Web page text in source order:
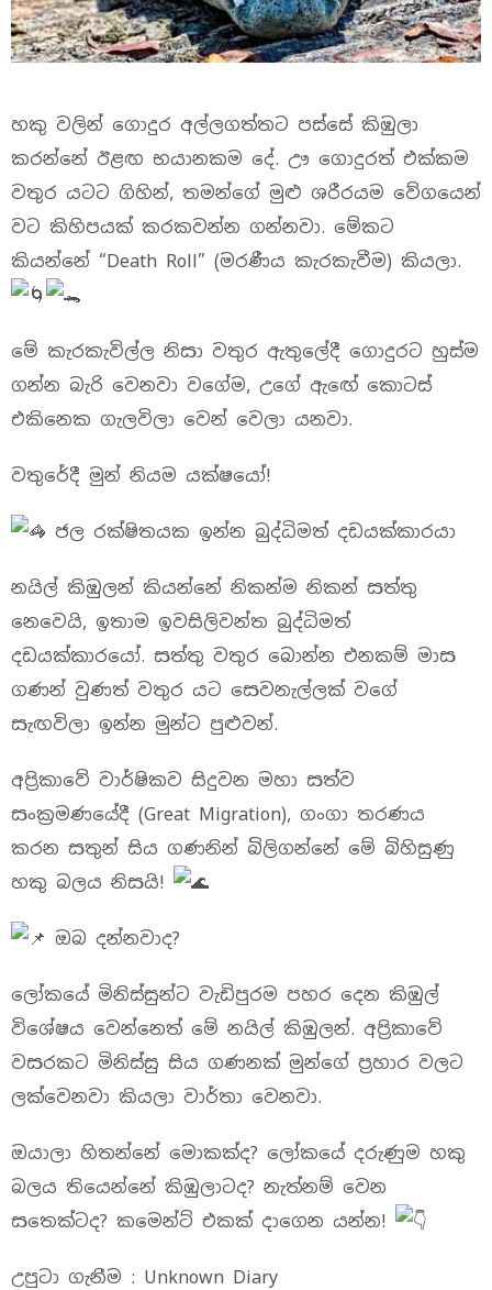
හකු වලින් ගොදුර අල්ලගත්තට පස්සේ කිඹුලා
කරන්නේ ඊළඟ භයානකම දේ. ඌ ගොදුරත් එක්කම
වතුර යටට ගිහින්, තමන්ගේ මුළු ශරීරයම වේගයෙන්
වට කිහිපයක් කරකවන්න ගන්නවා. මේකට
කියන්නේ “Death Roll” (මරණීය කැරකැවීම) කියලා.
මේ කැරකැවිල්ල නිසා වතුර ඇතුලේදී ගොදුරට හුස්ම
ගන්න බැරි වෙනවා වගේම, උගේ ඇඟේ කොටස්
එකිනෙක ගැලවිලා වෙන් වෙලා යනවා.
වතුරේදී මුන් නියම යක්ෂයෝ!
ජල රක්ෂිතයක ඉන්න බුද්ධිමත් දඩයක්කාරයා
නයිල් කිඹුලන් කියන්නේ නිකන්ම නිකන් සත්තු
නෙවෙයි, ඉතාම ඉවසිලිවන්ත බුද්ධිමත්
දඩයක්කාරයෝ. සත්තු වතුර බොන්න එනකම් මාස
ගණන් වුණත් වතුර යට සෙවනැල්ලක් වගේ
සැඟවිලා ඉන්න මුන්ට පුළුවන්.
අප්‍රිකාවේ වාර්ෂිකව සිදුවන මහා සත්ව
සංක්‍රමණයේදී (Great Migration), ගංගා තරණය
කරන සතුන් සිය ගණනින් බිලිගන්නේ මේ බිහිසුණු
හකු බලය නිසයි!
ඔබ දන්නවාද?
ලෝකයේ මිනිස්සුන්ට වැඩිපුරම පහර දෙන කිඹුල්
විශේෂය වෙන්නෙත් මේ නයිල් කිඹුලන්. අප්‍රිකාවේ
වසරකට මිනිස්සු සිය ගණනක් මුන්ගේ ප්‍රහාර වලට
ලක්වෙනවා කියලා වාර්තා වෙනවා.
ඔයාලා හිතන්නේ මොකක්ද? ලෝකයේ දරුණුම හකු
බලය තියෙන්නේ කිඹුලාටද? නැත්නම් වෙන
සතෙක්ටද? කමෙන්ට් එකක් දාගෙන යන්න!
උපුටා ගැනීම : Unknown Diary